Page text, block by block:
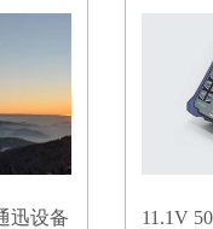
迅设备
11.1V